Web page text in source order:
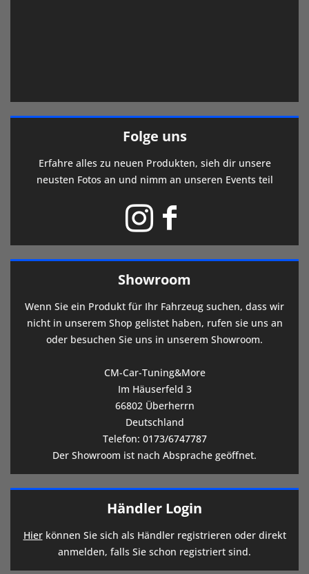
Folge uns
Erfahre alles zu neuen Produkten, sieh dir unsere
neusten Fotos an und nimm an unseren Events teil
Showroom
Wenn Sie ein Produkt für Ihr Fahrzeug suchen, dass wir
nicht in unserem Shop gelistet haben, rufen sie uns an
oder besuchen Sie uns in unserem Showroom.
CM-Car-Tuning&More
Im Häuserfeld 3
66802 Überherrn
Deutschland
Telefon: 0173/6747787
Der Showroom ist nach Absprache geöffnet.
Händler Login
Hierkönnen Sie sich als Händler registrieren oder direkt
anmelden, falls Sie schon registriert sind.